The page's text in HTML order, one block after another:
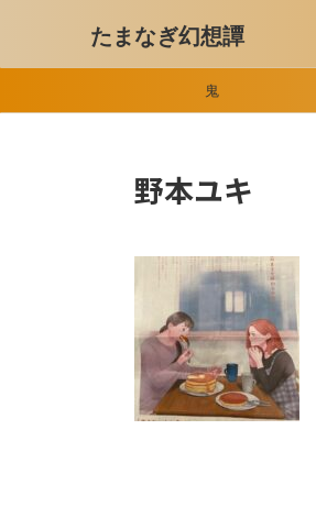
たまなぎ幻想譚
鬼
野本ユキ